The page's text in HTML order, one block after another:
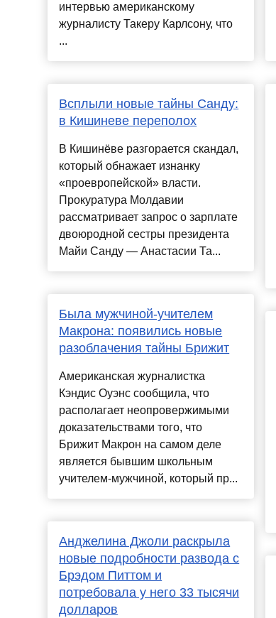
интервью американскому
журналисту Такеру Карлсону, что
...
Всплыли новые тайны Санду:
в Кишиневе переполох
В Кишинёве разгорается скандал,
который обнажает изнанку
«проевропейской» власти.
Прокуратура Молдавии
рассматривает запрос о зарплате
двоюродной сестры президента
Майи Санду — Анастасии Та...
Была мужчиной-учителем
Макрона: появились новые
разоблачения тайны Брижит
Американская журналистка
Кэндис Оуэнс сообщила, что
располагает неопровержимыми
доказательствами того, что
Брижит Макрон на самом деле
является бывшим школьным
учителем-мужчиной, который пр...
Анджелина Джоли раскрыла
новые подробности развода с
Брэдом Питтом и
потребовала у него 33 тысячи
долларов